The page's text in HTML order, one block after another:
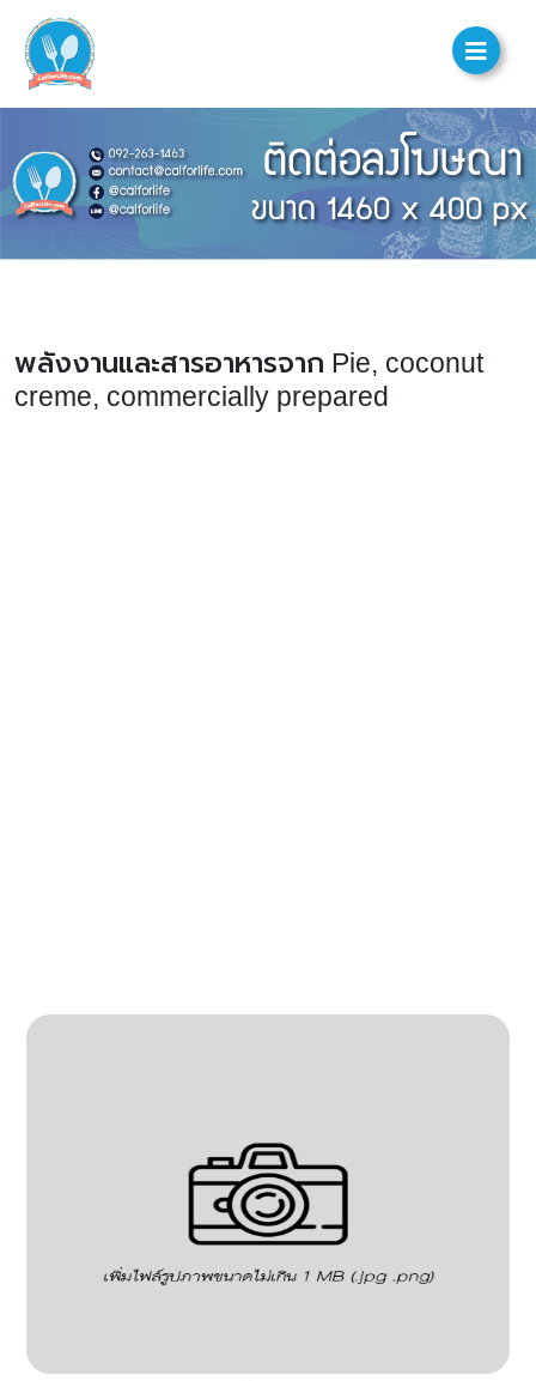
พลังงานและสารอาหารจาก Pie, coconut
creme, commercially prepared